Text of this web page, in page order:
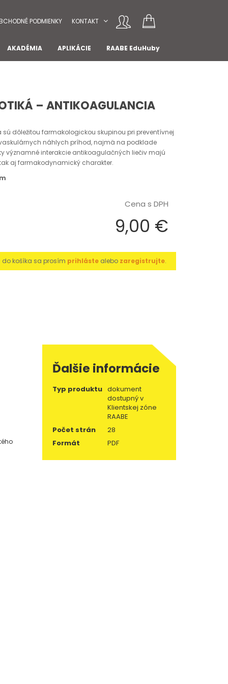
PODMIENKY KONTAKT
AKADÉMIA APLIKÁCIE RAABE EduHuby
– ANTIKOAGULANCIA
dôležitou farmakologickou skupinou pri preventívnej
náhlych príhod, najmä na podklade
významné interakcie antikoagulačných liečiv majú
aj farmakodynamický charakter.
Cena s DPH
9,00 €
do košíka sa prosím prihláste alebo zaregistrujte.
Ďalšie informácie
Typ produktu dokument
dostupný v
Klientskej zóne
RAABE
Počet strán
28
Formát
PDF